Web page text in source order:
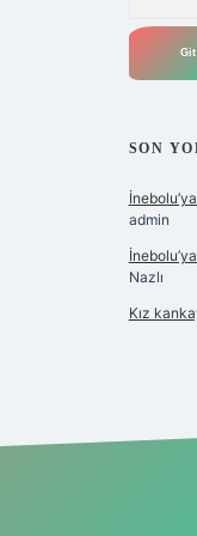
SON
admin
Nazlı
Kız